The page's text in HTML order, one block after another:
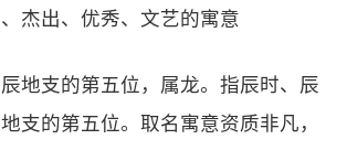
杰出、优秀、文艺的寓意
地支的第五位，属龙。指辰时、辰
支的第五位。取名寓意资质非凡，